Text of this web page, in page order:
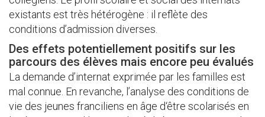
existants est très hétérogène : il reflète des
conditions d’admission diverses.
Des effets potentiellement positifs sur les
parcours des élèves mais encore peu évalués
La demande d’internat exprimée par les familles est
mal connue. En revanche, l’analyse des conditions de
vie des jeunes franciliens en âge d‘être scolarisés en